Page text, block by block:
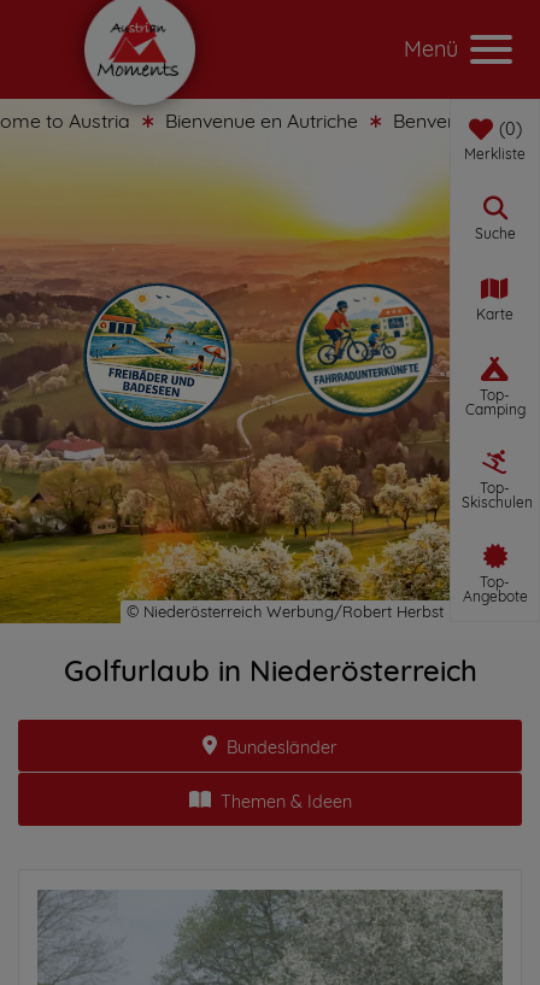
Menü
to Austria Bienvenue en Autriche Benvenuti in Austria
0
Merkliste
Suche
Karte
Top-
Camping
Top-
Skischulen
Top-
Angebote
Golfurlaub in Niederösterreich
Bundesländer
Themen & Ideen